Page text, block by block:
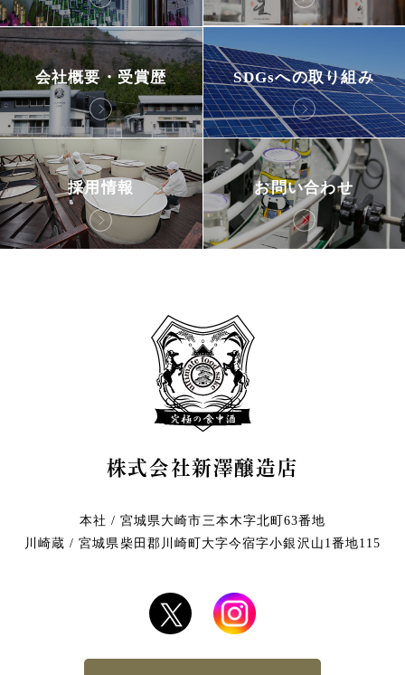
会社概要・受賞歴 SDGsへの取り組み
採用情報 お問い合わせ
株式会社新澤醸造店
本社 / 宮城県大崎市三本木字北町63番地
川崎蔵 / 宮城県柴田郡川崎町大字今宿字小銀沢山1番地115